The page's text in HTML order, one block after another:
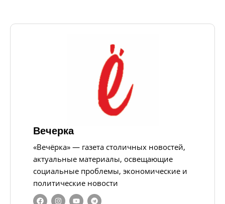
Вечерка
«Вечёрка» — газета столичных новостей,
актуальные материалы, освещающие
социальные проблемы, экономические и
политические новости